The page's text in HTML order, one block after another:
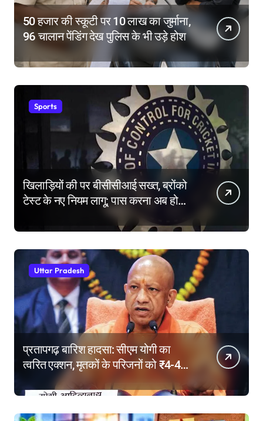
50 हजार की स्कूटी पर 10 लाख का जुर्माना,
96 चालान पेंडिंग देख पुलिस के भी उड़े होश
Sports
खिलाड़ियों की पर बीसीसीआई सख्त, ब्रोंको
टेस्ट के नए नियम लागू; पास करना अब होगा
Uttar Pradesh
प्रतापगढ़ बारिश हादसा: सीएम योगी का
त्वरित एक्शन, मृतकों के परिजनों को ₹4-4
लाख की सहायता, घायलों के बेहतर इलाज के
निर्देश